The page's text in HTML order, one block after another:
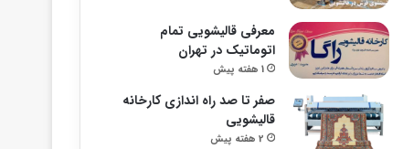
معرفی قالیشویی تمام
اتوماتیک در تهران
1 هفته پیش
صفر تا صد راه اندازی کارخانه
قالیشویی
2 هفته پیش